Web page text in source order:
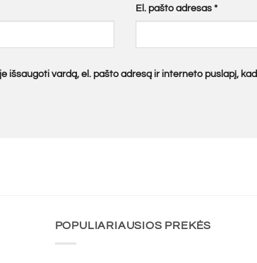
El. pašto adresas *
išsaugoti vardą, el. pašto adresą ir interneto puslapį,
POPULIARIAUSIOS PREKĖS